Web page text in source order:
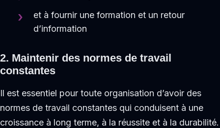
et à fournir une formation et un retour
d’information
2. Maintenir des normes de travail
constantes
Il est essentiel pour toute organisation d’avoir des
normes de travail constantes qui conduisent à une
croissance à long terme, à la réussite et à la durabilité.